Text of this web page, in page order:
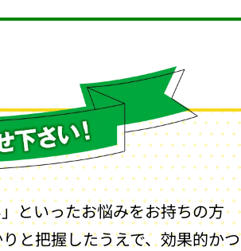
といったお悩みをお持ちの方
と把握したうえで、効果的かつ